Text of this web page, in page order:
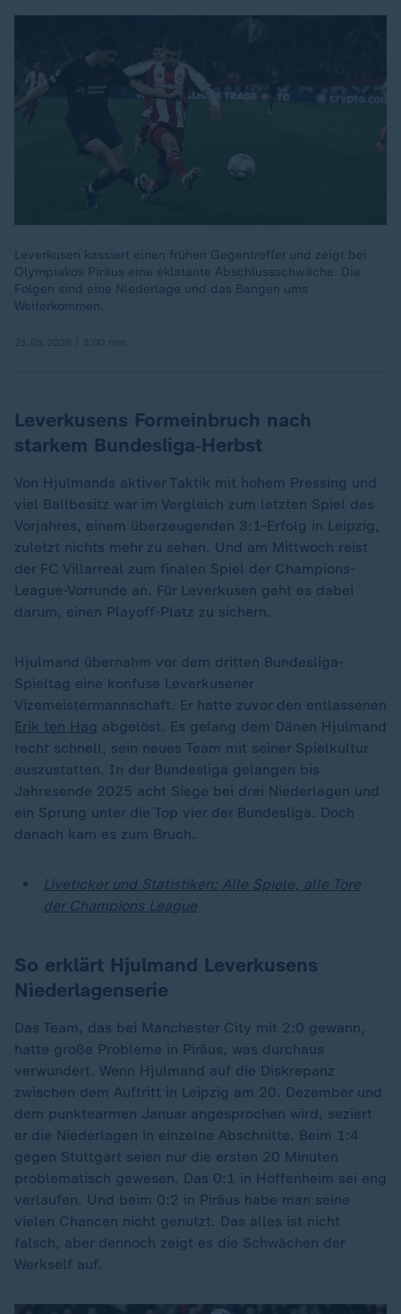
Leverkusen kassiert einen frühen Gegentreffer und zeigt bei
Olympiakos Piräus eine eklatante Abschlussschwäche. Die
Folgen sind eine Niederlage und das Bangen ums
Weiterkommen.
Leverkusens Formeinbruch nach
starkem Bundesliga‑Herbst
Von Hjulmands aktiver Taktik mit hohem Pressing und
viel Ballbesitz war im Vergleich zum letzten Spiel des
Vorjahres, einem überzeugenden 3:1-Erfolg in Leipzig,
zuletzt nichts mehr zu sehen. Und am Mittwoch reist
der FC Villarreal zum finalen Spiel der Champions-
League-Vorrunde an. Für Leverkusen geht es dabei
darum, einen Playoff-Platz zu sichern.
Hjulmand übernahm vor dem dritten Bundesliga-
Spieltag eine konfuse Leverkusener
Vizemeistermannschaft. Er hatte zuvor den entlassenen
Erik ten Hag abgelöst. Es gelang dem Dänen Hjulmand
recht schnell, sein neues Team mit seiner Spielkultur
auszustatten. In der Bundesliga gelangen bis
Jahresende 2025 acht Siege bei drei Niederlagen und
ein Sprung unter die Top vier der Bundesliga. Doch
danach kam es zum Bruch.
Liveticker und Statistiken: Alle Spiele, alle Tore
der Champions League
So erklärt Hjulmand Leverkusens
Niederlagenserie
Das Team, das bei Manchester City mit 2:0 gewann,
hatte große Probleme in Piräus, was durchaus
verwundert. Wenn Hjulmand auf die Diskrepanz
zwischen dem Auftritt in Leipzig am 20. Dezember und
dem punktearmen Januar angesprochen wird, seziert
er die Niederlagen in einzelne Abschnitte. Beim 1:4
gegen Stuttgart seien nur die ersten 20 Minuten
problematisch gewesen. Das 0:1 in Hoffenheim sei eng
verlaufen. Und beim 0:2 in Piräus habe man seine
vielen Chancen nicht genutzt. Das alles ist nicht
falsch, aber dennoch zeigt es die Schwächen der
Werkself auf.